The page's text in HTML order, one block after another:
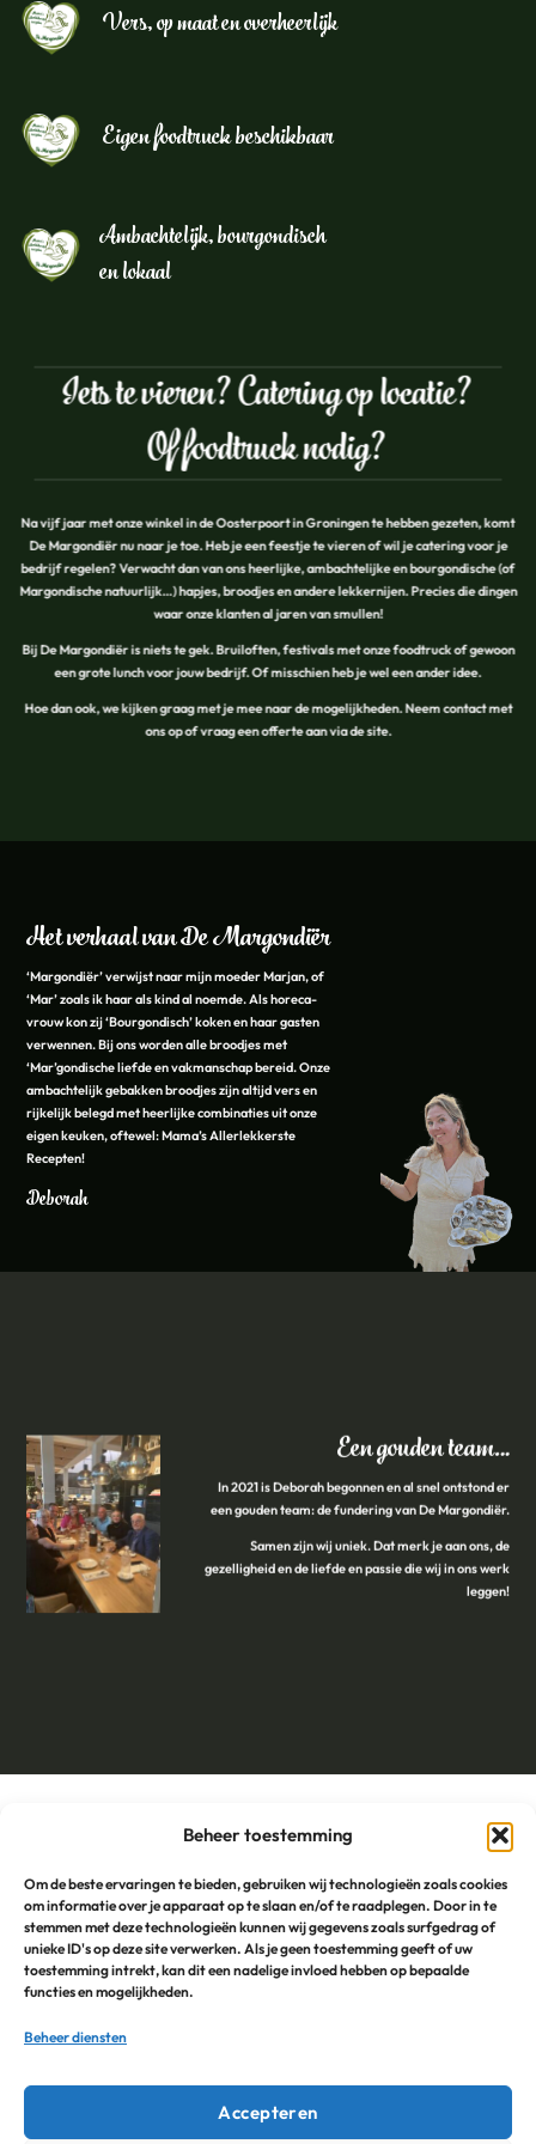
Beheer toestemming
Om de beste ervaringen te bieden, gebruiken wij technologieën zoals cookies
om informatie over je apparaat op te slaan en/of te raadplegen. Door in te
stemmen met deze technologieën kunnen wij gegevens zoals surfgedrag of
unieke ID's op deze site verwerken. Als je geen toestemming geeft of uw
toestemming intrekt, kan dit een nadelige invloed hebben op bepaalde
functies en mogelijkheden.
Beheer diensten
Accepteren
Vers, op maat en overheerlijk
Eigen foodtruck beschikbaar
Ambachtelijk, bourgondisch
en lokaal
Iets te vieren? Catering op locatie?
Of foodtruck nodig?
Na vijf jaar met onze winkel in de Oosterpoort in Groningen te hebben gezeten, komt
De Margondiër nu naar je toe. Heb je een feestje te vieren of wil je catering voor je
bedrijf regelen? Verwacht dan van ons heerlijke, ambachtelijke en bourgondische (of
Margondische natuurlijk…) hapjes, broodjes en andere lekkernijen. Precies die dingen
waar onze klanten al jaren van smullen!
Bij De Margondiër is niets te gek. Bruiloften, festivals met onze foodtruck of gewoon
een grote lunch voor jouw bedrijf. Of misschien heb je wel een ander idee.
Hoe dan ook, we kijken graag met je mee naar de mogelijkheden. Neem contact met
ons op of vraag een offerte aan via de site.
Het verhaal van De Margondiër
‘Margondiër’ verwijst naar mijn moeder Marjan, of
‘Mar’ zoals ik haar als kind al noemde. Als horeca-
vrouw kon zij ‘Bourgondisch’ koken en haar gasten
verwennen. Bij ons worden alle broodjes met
‘Mar’gondische liefde en vakmanschap bereid. Onze
ambachtelijk gebakken broodjes zijn altijd vers en
rijkelijk belegd met heerlijke combinaties uit onze
eigen keuken, oftewel: Mama’s Allerlekkerste
Recepten!
Deborah
Een gouden team…
In 2021 is Deborah begonnen en al snel ontstond er
een gouden team: de fundering van De Margondiër.
Samen zijn wij uniek. Dat merk je aan ons, de
gezelligheid en de liefde en passie die wij in ons werk
leggen!
De Margondiër op social media
Blog
waarom De Margondiër een goede keuze is
Lunch Groningen: 3 makkelijke ideeën voor op kantoor –